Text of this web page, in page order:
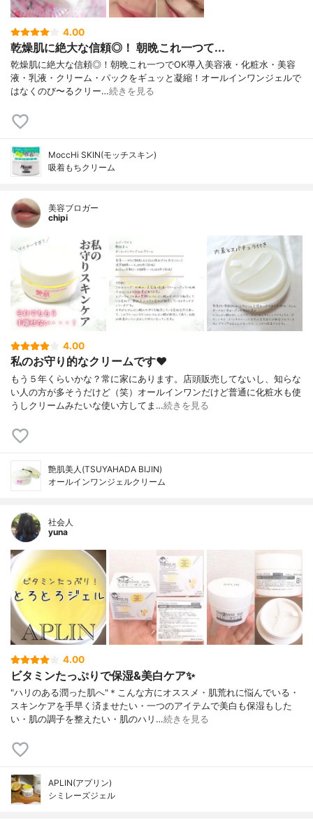
4.00
乾燥肌に絶大な信頼◎！ 朝晩これ一つて...
乾燥肌に絶大な信頼◎！朝晩これ一つでOK導入美容液・化粧水・美容
液・乳液・クリーム・パックをギュッと凝縮！オールインワンジェルで
はなくのび〜るクリー…続きを見る
MoccHi SKIN(モッチスキン)
吸着もちクリーム
美容ブロガー
chipi
4.00
私のお守り的なクリームです♥
もう５年くらいかな？常に家にあります。店頭販売してないし、知らな
い人の方が多そうだけど（笑）オールインワンだけど普通に化粧水も使
うしクリームみたいな使い方してま…続きを見る
艶肌美人(TSUYAHADA BIJIN)
オールインワンジェルクリーム
社会人
yuna
4.00
ビタミンたっぷりで保湿&美白ケア✨
"ハリのある潤った肌へ"＊こんな方にオススメ・肌荒れに悩んでいる・
スキンケアを手早く済ませたい・一つのアイテムで美白も保湿もした
い・肌の調子を整えたい・肌のハリ…続きを見る
APLIN(アプリン)
シミレーズジェル